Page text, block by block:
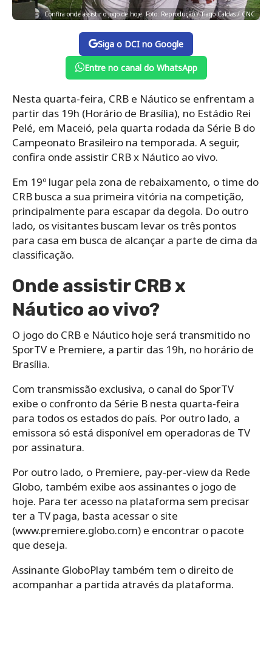
Confira onde assistir o jogo de hoje. Foto: Reprodução / Tiago Caldas / CNC
Siga o DCI no Google
Entre no canal do WhatsApp
Nesta quarta-feira, CRB e Náutico se enfrentam a
partir das 19h (Horário de Brasília), no Estádio Rei
Pelé, em Maceió, pela quarta rodada da Série B do
Campeonato Brasileiro na temporada. A seguir,
confira onde assistir CRB x Náutico ao vivo.
Em 19º lugar pela zona de rebaixamento, o time do
CRB busca a sua primeira vitória na competição,
principalmente para escapar da degola. Do outro
lado, os visitantes buscam levar os três pontos
para casa em busca de alcançar a parte de cima da
classificação.
Onde assistir CRB x
Náutico ao vivo?
O jogo do CRB e Náutico hoje será transmitido no
SporTV e Premiere, a partir das 19h, no horário de
Brasília.
Com transmissão exclusiva, o canal do SporTV
exibe o confronto da Série B nesta quarta-feira
para todos os estados do país. Por outro lado, a
emissora só está disponível em operadoras de TV
por assinatura.
Por outro lado, o Premiere, pay-per-view da Rede
Globo, também exibe aos assinantes o jogo de
hoje. Para ter acesso na plataforma sem precisar
ter a TV paga, basta acessar o site
(www.premiere.globo.com) e encontrar o pacote
que deseja.
Assinante GloboPlay também tem o direito de
acompanhar a partida através da plataforma.